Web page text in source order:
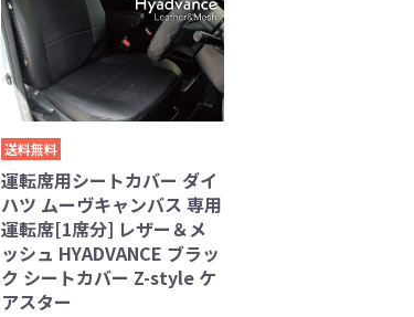
送料無料
運転席用シートカバー ダイ
ハツ ムーヴキャンバス 専用
運転席[1席分] レザー＆メ
ッシュ HYADVANCE ブラッ
ク シートカバー Z-style ケ
アスター